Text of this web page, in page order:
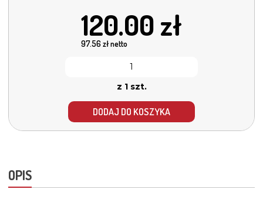
120.00 zł
97.56zł netto
z 1 szt.
DODAJ DO KOSZYKA
OPIS